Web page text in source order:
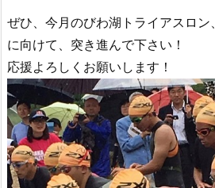
ぜひ、今月のびわ湖トライアスロ
に向けて、突き進んで下さい！
応援よろしくお願いします！